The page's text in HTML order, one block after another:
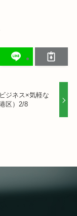
ジネス×気軽な
区）2/8